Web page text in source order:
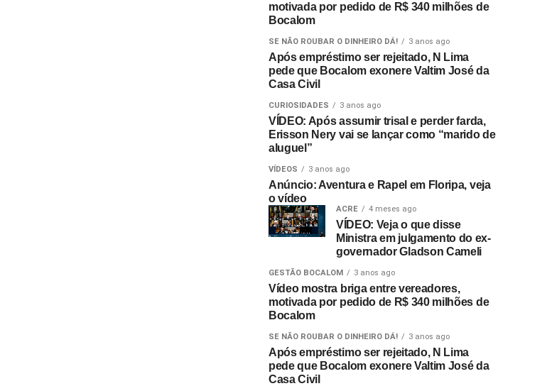
motivada por pedido de R$ 340 milhões de
Bocalom
SE NÃO ROUBAR O DINHEIRO DÁ! 3 anos ago
Após empréstimo ser rejeitado, N Lima
pede que Bocalom exonere Valtim José da
Casa Civil
CURIOSIDADES 3 anos ago
VÍDEO: Após assumir trisal e perder farda,
Erisson Nery vai se lançar como “marido de
aluguel”
VÍDEOS 3 anos ago
Anúncio: Aventura e Rapel em Floripa, veja
o vídeo
ACRE 4 meses ago
VÍDEO: Veja o que disse
Ministra em julgamento do ex-
governador Gladson Cameli
GESTÃO BOCALOM 3 anos ago
Vídeo mostra briga entre vereadores,
motivada por pedido de R$ 340 milhões de
Bocalom
SE NÃO ROUBAR O DINHEIRO DÁ! 3 anos ago
Após empréstimo ser rejeitado, N Lima
pede que Bocalom exonere Valtim José da
Casa Civil